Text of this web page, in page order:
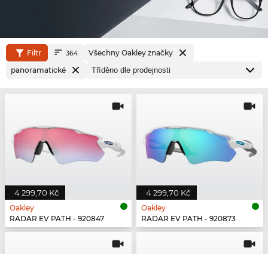
Filtr 364
Všechny Oakley značky
panoramatické
4 299,70 Kč
Oakley
RADAR EV PATH - 920847
4 299,70 Kč
Oakley
RADAR EV PATH - 920873